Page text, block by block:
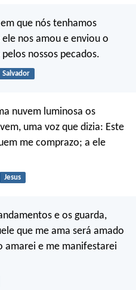
que nós tenhamos
nos amou e enviou o
nossos pecados.
Salvador
nuvem luminosa os
uma voz que dizia: Este
me comprazo; a ele
Jesus
e os guarda,
que me ama será amado
amarei e me manifestarei